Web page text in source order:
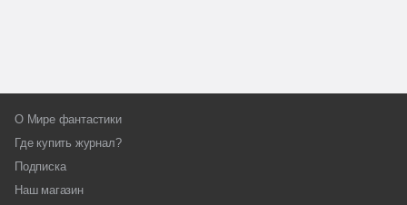
О Мире фантастики
Где купить журнал?
Подписка
Наш магазин